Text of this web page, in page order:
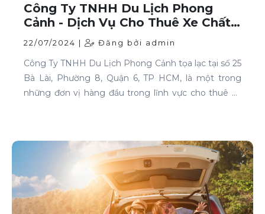
Công Ty TNHH Du Lịch Phong
Cảnh - Dịch Vụ Cho Thuê Xe Chất
Lượng Cao Tại TP HCM
22/07/2024 | Đăng bởi admin
Công Ty TNHH Du Lịch Phong Cảnh tọa lạc tại số 25
Bà Lài, Phường 8, Quận 6, TP HCM, là một trong
những đơn vị hàng đầu trong lĩnh vực cho thuê xe